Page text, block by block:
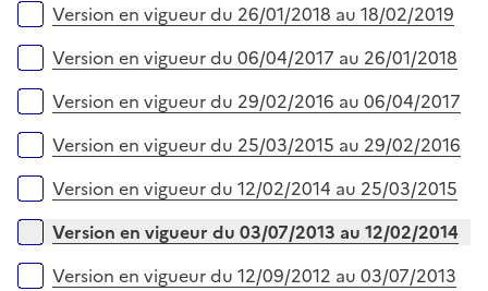
Version en vigueur du 26/01/2018 au 18/02/2019
Version en vigueur du 06/04/2017 au 26/01/2018
Version en vigueur du 29/02/2016 au 06/04/2017
Version en vigueur du 25/03/2015 au 29/02/2016
Version en vigueur du 12/02/2014 au 25/03/2015
Version en vigueur du 03/07/2013 au 12/02/2014
Version en vigueur du 12/09/2012 au 03/07/2013